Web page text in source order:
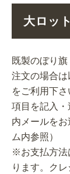
大ロッ
既製のぼり
注文の場合
をご利用下さ
項目を記入
内メールを
ム内参照）
※お支払方法
ります。ク